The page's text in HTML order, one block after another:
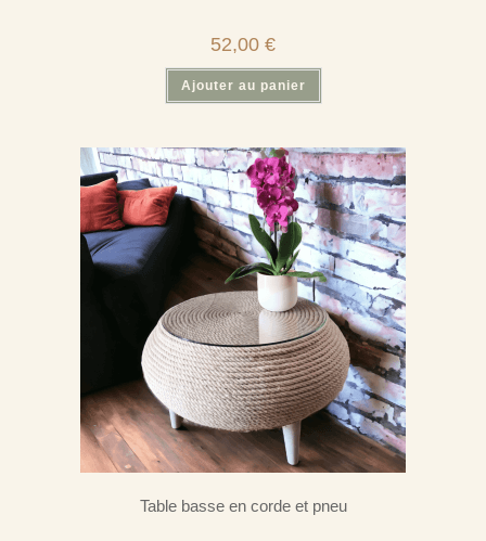
52,00 €
Ajouter au panier
Table basse en corde et pneu